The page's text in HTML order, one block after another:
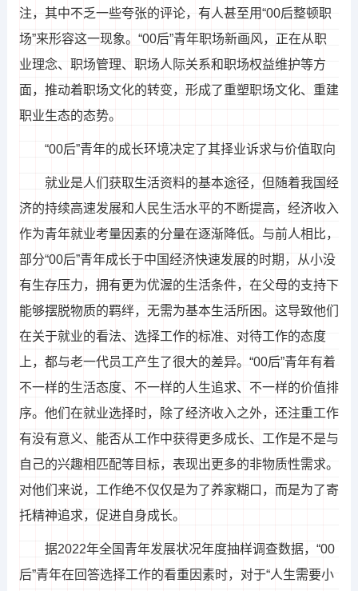
注，其中不乏一些夸张的评论，有人甚至用“00后整顿职
场”来形容这一现象。“00后”青年职场新画风，正在从职
业理念、职场管理、职场人际关系和职场权益维护等方
面，推动着职场文化的转变，形成了重塑职场文化、重建
职业生态的态势。
“00后”青年的成长环境决定了其择业诉求与价值取向
就业是人们获取生活资料的基本途径，但随着我国经
济的持续高速发展和人民生活水平的不断提高，经济收入
作为青年就业考量因素的分量在逐渐降低。与前人相比，
部分“00后”青年成长于中国经济快速发展的时期，从小没
有生存压力，拥有更为优渥的生活条件，在父母的支持下
能够摆脱物质的羁绊，无需为基本生活所困。这导致他们
在关于就业的看法、选择工作的标准、对待工作的态度
上，都与老一代员工产生了很大的差异。“00后”青年有着
不一样的生活态度、不一样的人生追求、不一样的价值排
序。他们在就业选择时，除了经济收入之外，还注重工作
有没有意义、能否从工作中获得更多成长、工作是不是与
自己的兴趣相匹配等目标，表现出更多的非物质性需求。
对他们来说，工作绝不仅仅是为了养家糊口，而是为了寄
托精神追求，促进自身成长。
据2022年全国青年发展状况年度抽样调查数据，“00
后”青年在回答选择工作的看重因素时，对于“人生需要小